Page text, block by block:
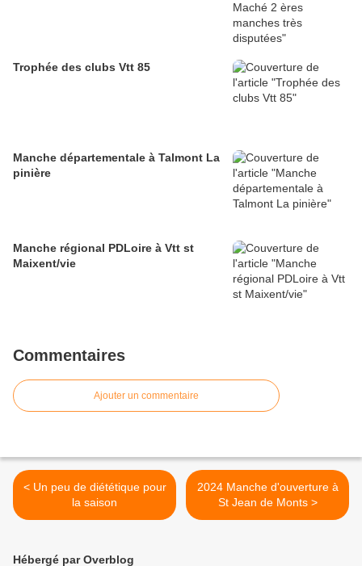
Trophée des clubs Vtt 85
Manche départementale à Talmont La
pinière
Manche régional PDLoire à Vtt st
Maixent/vie
Commentaires
Ajouter un commentaire
< Un peu de diététique pour
la saison
2024 Manche d'ouverture à
St Jean de Monts >
Hébergé par Overblog